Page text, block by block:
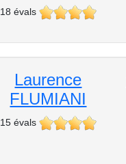
18 évals
Laurence
FLUMIANI
15 évals